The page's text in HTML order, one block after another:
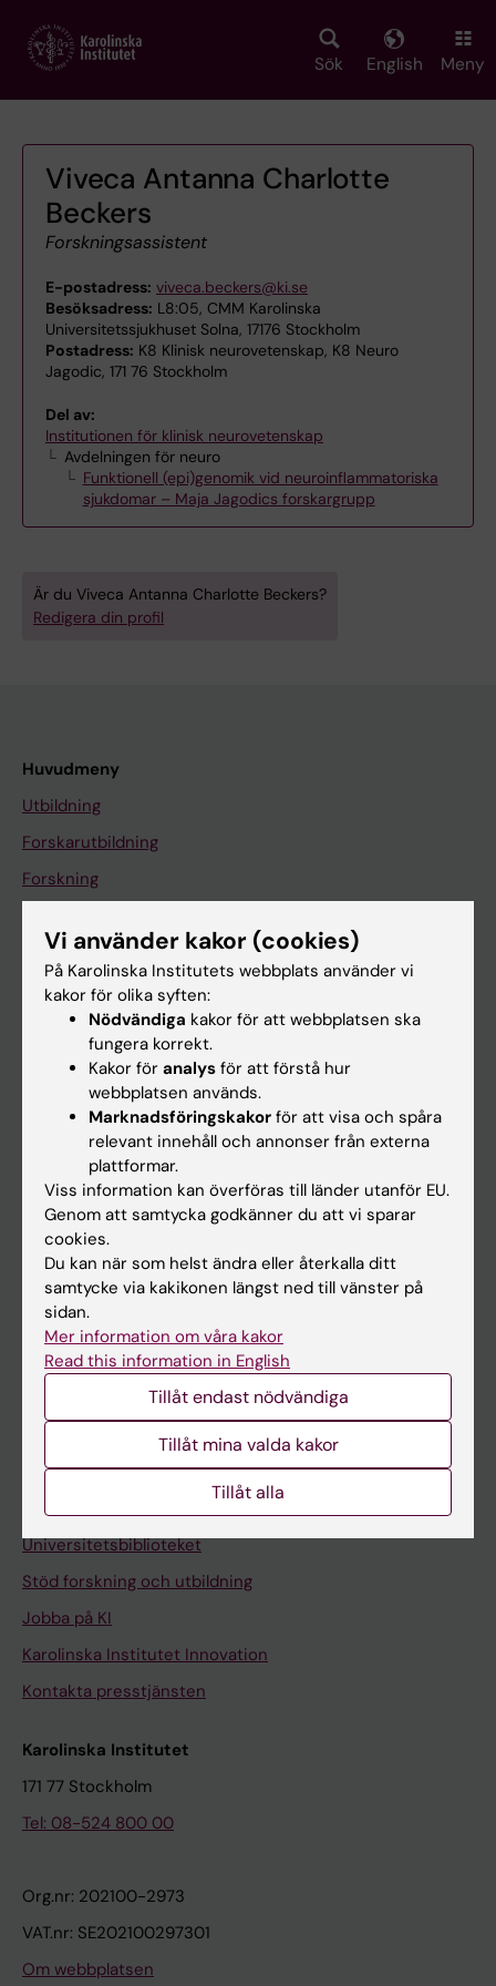
main
Sök English Meny
Viveca Antanna Charlotte
Beckers
Forskningsassistent
E-postadress: viveca.beckers@ki.se
Besöksadress: L8:05, CMM Karolinska
Universitetssjukhuset Solna, 17176 Stockholm
Postadress: K8 Klinisk neurovetenskap, K8 Neuro
Jagodic, 171 76 Stockholm
Del av:
Institutionen för klinisk neurovetenskap
Avdelningen för neuro
Funktionell (epi)genomik vid neuroinflammatoriska
sjukdomar – Maja Jagodics forskargrupp
Är du Viveca Antanna Charlotte Beckers?
Redigera din profil
Huvudmeny
Utbildning
Forskarutbildning
Forskning
På gång
Nyheter
Kalender
Student
Canvas
Schema
Studentmejlen
Kurs- och programwebbar
Student på KI
Medarbetare
Medarbetarportalen
Kontakta och besök KI
Universitetsbiblioteket
Stöd forskning och utbildning
Jobba på KI
Karolinska Institutet Innovation
Kontakta presstjänsten
Karolinska Institutet
171 77 Stockholm
Tel: 08-524 800 00
Org.nr: 202100-2973
VAT.nr: SE202100297301
Om webbplatsen
Vi använder kakor (cookies)
På Karolinska Institutets webbplats använder vi
kakor för olika syften:
Nödvändiga kakor för att webbplatsen ska
fungera korrekt.
Kakor för analys för att förstå hur
webbplatsen används.
Marknadsföringskakor för att visa och spåra
relevant innehåll och annonser från externa
plattformar.
Viss information kan överföras till länder utanför EU.
Genom att samtycka godkänner du att vi sparar
cookies.
Du kan när som helst ändra eller återkalla ditt
samtycke via kakikonen längst ned till vänster på
sidan.
Mer information om våra kakor
Read this information in English
Tillåt endast nödvändiga
Tillåt mina valda kakor
Tillåt alla